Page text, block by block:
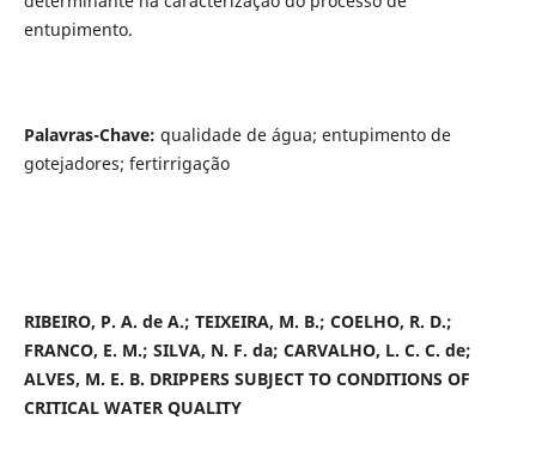
entupimento.
Palavras-Chave: qualidade de água; entupimento de
gotejadores; fertirrigação
RIBEIRO, P. A. de A.; TEIXEIRA, M. B.; COELHO, R. D.;
FRANCO, E. M.; SILVA, N. F. da; CARVALHO, L. C. C. de;
ALVES, M. E. B. DRIPPERS SUBJECT TO CONDITIONS OF
CRITICAL WATER QUALITY